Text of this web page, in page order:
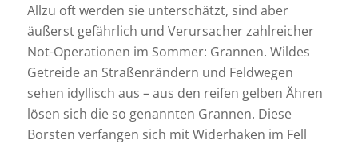
Allzu oft werden sie unterschätzt, sind aber
äußerst gefährlich und Verursacher zahlreicher
Not-Operationen im Sommer: Grannen. Wildes
Getreide an Straßenrändern und Feldwegen
sehen idyllisch aus – aus den reifen gelben Ähren
lösen sich die so genannten Grannen. Diese
Borsten verfangen sich mit Widerhaken im Fell